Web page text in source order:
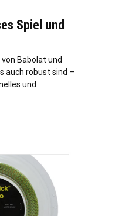
Spiel und
Babolat und
auch robust sind –
und